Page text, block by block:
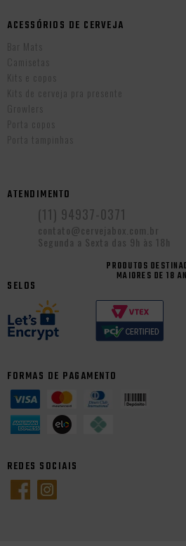
ACESSÓRIOS DE CERVEJA
Bar Mats
Camisetas
Kits e copos
Kits de cerveja pra presente
Growlers
Porta copos
Porta tampinhas
ATENDIMENTO
(11) 94937-0371
contato@cervejabox.com.br
Segunda a Sexta das 9h às 18h
PRODUTOS
MAIORES DE 18
SELOS
FORMAS DE PAGAMENTO
REDES SOCIAIS